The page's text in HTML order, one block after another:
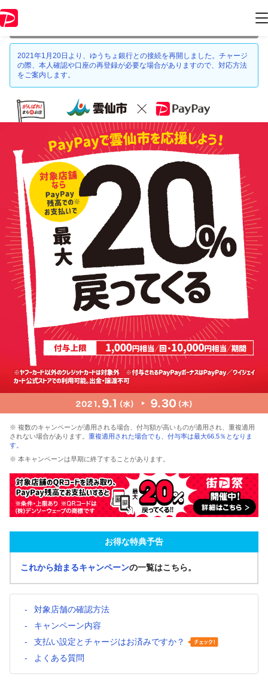
情報はキャンペーン終了時点のものになります。
2021年1月20日より、ゆうちょ銀行との接続を再開しました。チャージ
の際、本人確認や口座の再登録が必要な場合がありますので、対応方法
をご案内します。
※ 複数のキャンペーンが適用される場合、付与額が高いものが適用され、重複適用
されない場合があります。 重複適用された場合でも、付与率は最大66.5％となりま
す。
※ 本キャンペーンは早期に終了することがあります。
お得な特典予告
これから始まるキャンペーンの一覧はこちら。
対象店舗の確認方法
キャンペーン内容
支払い設定とチャージはお済みですか？
よくある質問